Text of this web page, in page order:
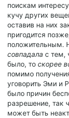
поискам
кучу других
оставив на них
пригодится
положительным.
совпадала с тем,
было, то скорее
помимо
уговорить Эми и
было причин
разрешение, так
может быть